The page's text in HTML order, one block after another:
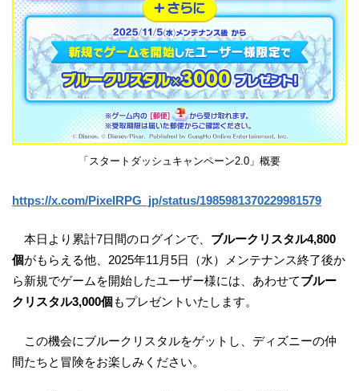
「スタートダッシュキャンペーン2.0」概要
https://x.com/PixelRPG_jp/status/1985981370229981579
本日より累計7日間のログインで、 ブルークリスタル4,800
個がもらえる他、2025年11月5日（水）メンテナンス終了後か
ら新規でゲームを開始したユーザー様には、あわせてブルー
クリスタル3,000個もプレゼントいたします。
この機会にブルークリスタルをゲットし、ディズニーの仲
間たちと冒険をお楽しみください。